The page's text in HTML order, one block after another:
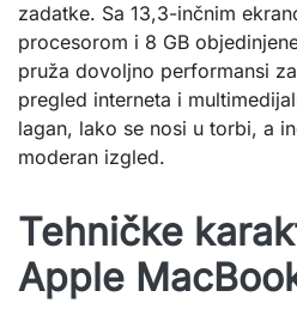
zadatke. Sa 13,3-inčnim
procesorom i 8 GB
pruža dovoljno performansi
pregled interneta i
lagan, lako se nosi u torbi, a
moderan izgled.
Tehničke
Apple